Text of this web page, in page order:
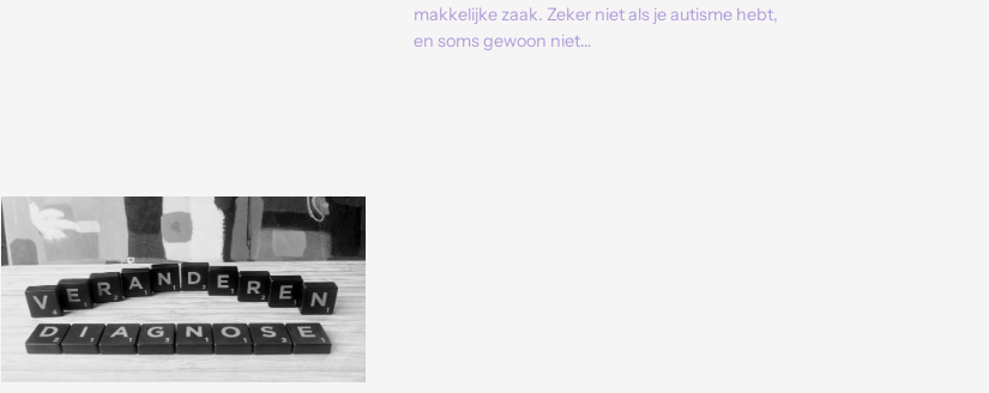
makkelijke zaak. Zeker niet als je autisme hebt,
en soms gewoon niet…